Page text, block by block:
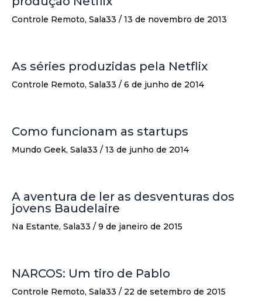
Controle Remoto, Sala33 / 13 de novembro de 2013
As séries produzidas pela Netflix
Controle Remoto, Sala33 / 6 de junho de 2014
Como funcionam as startups
Mundo Geek, Sala33 / 13 de junho de 2014
A aventura de ler as desventuras dos
jovens Baudelaire
Na Estante, Sala33 / 9 de janeiro de 2015
NARCOS: Um tiro de Pablo
Controle Remoto, Sala33 / 22 de setembro de 2015